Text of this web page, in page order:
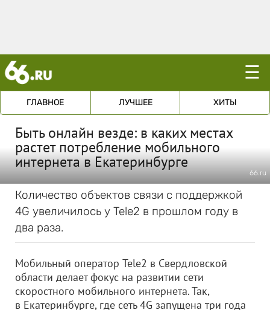
☰
ГЛАВНОЕ ЛУЧШЕЕ ХИТЫ
Быть онлайн везде: в каких местах
растет потребление мобильного
интернета в Екатеринбурге
66.ru
Количество объектов связи с поддержкой
4G увеличилось у Tele2 в прошлом году в
два раза.
Мобильный оператор Tele2 в Свердловской
области делает фокус на развитии сети
скоростного мобильного интернета. Так,
в Екатеринбурге, где сеть 4G запущена три года